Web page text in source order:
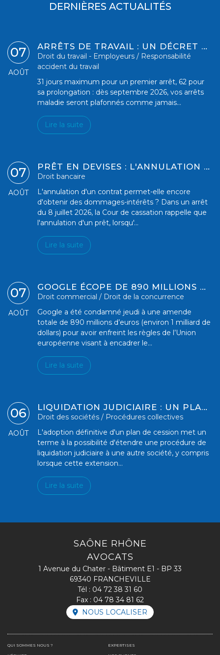
DERNIÈRES ACTUALITÉS
ARRÊTS DE TRAVAIL : UN DÉCRET PLAFONNE POUR LA PREMIÈRE FOIS LEUR DURÉE À PARTIR DU 1ER SEPTEMBRE 2026
07
AOÛT
Droit du travail - Employeurs / Responsabilité
accident du travail
31 jours maximum pour un premier arrêt, 62 pour
sa prolongation : dès septembre 2026, vos arrêts
maladie seront plafonnés comme jamais...
Lire la suite
PRÊT EN DEVISES : L'ANNULATION DU CONTRAT EXCLUT-ELLE TOUTE INDEMNISATION COMPLÉMENTAIRE ?
07
AOÛT
Droit bancaire
L'annulation d'un contrat permet-elle encore
d'obtenir des dommages-intérêts ? Dans un arrêt
du 8 juillet 2026, la Cour de cassation rappelle que
l'annulation d'un prêt, lorsqu'...
Lire la suite
GOOGLE ÉCOPE DE 890 MILLIONS D'EUROS D'AMENDE POUR VIOLATION DES RÈGLES EUROPÉENNES DE CONCURRENCE
07
AOÛT
Droit commercial / Droit de la concurrence
Google a été condamné jeudi à une amende
totale de 890 millions d’euros (environ 1 milliard de
dollars) pour avoir enfreint les règles de l’Union
européenne visant à encadrer le...
Lire la suite
LIQUIDATION JUDICIAIRE : UN PLAN DE CESSION DÉFINITIVEMENT ARRÊTÉ FAIT OBSTACLE À SON EXTENSION
06
AOÛT
Droit des sociétés / Procédures collectives
L'adoption définitive d'un plan de cession met un
terme à la possibilité d'étendre une procédure de
liquidation judiciaire à une autre société, y compris
lorsque cette extension...
Lire la suite
SAÔNE RHÔNE
AVOCATS
1 Avenue du Chater - Bâtiment E1 - BP 33
69340 FRANCHEVILLE
Tél : 04 72 38 31 60
Fax : 04 78 34 81 62
NOUS LOCALISER
QUI SOMMES NOUS ? EXPERTISES